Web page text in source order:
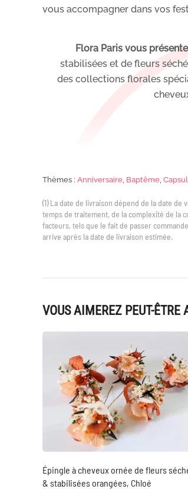
vous accompagner dans vos
Flora Paris vous
stabilisées et de fleurs
des collections florales
Thèmes : Anniversaire Baptême
(1) La date de livraison dépend de la date
temps de traitement, de la complexité de la
facteurs, tels que le fait de passer
arrive après la date de livraison estimée.
VOUS AIMEREZ PEUT-ÊTRE
Épingle à cheveux ornée de fleurs
& stabilisées orangées, Chloé